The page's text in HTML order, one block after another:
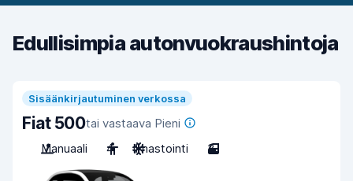
Edullisimpia autonvuokraushintoja
Sisäänkirjautuminen verkossa
Fiat 500tai vastaava Pieni
Manuaali
4 Ilmastointi 3